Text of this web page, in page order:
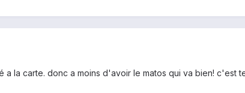
a la carte. donc a moins d'avoir le matos qui va bien! c'est